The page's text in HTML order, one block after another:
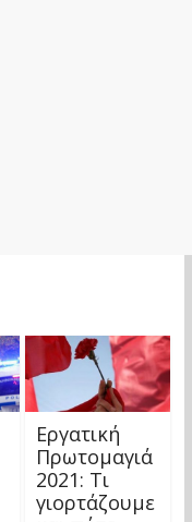
Εργατική
Πρωτομαγιά
2021: Τι
γιορτάζουμε